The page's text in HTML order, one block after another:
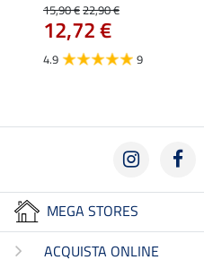
15,90 €22,90 €
12,72 €
4.9 9
MEGA STORES
ACQUISTA ONLINE